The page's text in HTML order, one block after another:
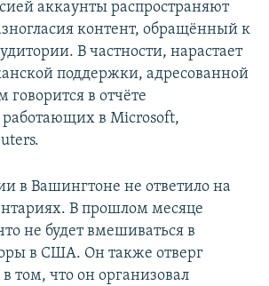
аккаунты распространяют
контент, обращённый к
В частности, нарастает
поддержки, адресованной
говорится в отчёте
работающих в Microsoft,
в Вашингтоне не ответило на
В прошлом месяце
не будет вмешиваться в
в США. Он также отверг
том, что он организовал